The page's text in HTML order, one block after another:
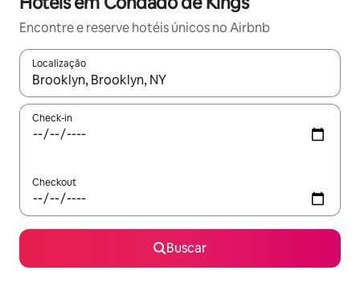
Encontre e reserve hotéis únicos no Airbnb
Localização
Quando os resultados estiverem disponíveis, explore-os
Check-in
Checkout
Buscar